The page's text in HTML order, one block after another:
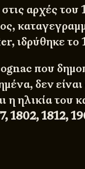
αρχές του
ιδρύθηκε το
που
δεν
η ηλικία του
1802, 1812,